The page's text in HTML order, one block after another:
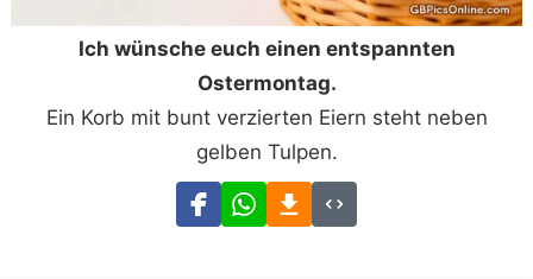
Ich wünsche euch einen entspannten
Ostermontag.
Ein Korb mit bunt verzierten Eiern steht neben
gelben Tulpen.